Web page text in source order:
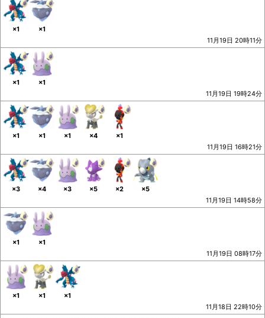
×1
×1
11月19日 20時11分
×1
×1
11月19日 19時24分
×1 ×1 ×1 ×4
×1
11月19日 16時21分
×3 ×4 ×3 ×5 ×2
×5
11月19日 14時58分
×1
×1
11月19日 08時17分
×1 ×1
×1
11月18日 22時10分